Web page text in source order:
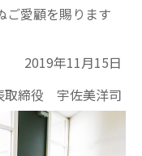
ご愛顧を賜ります
2019年11月15日
締役 宇佐美洋司